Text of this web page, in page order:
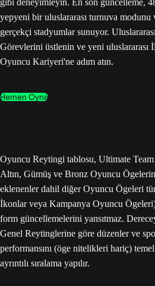
yepyeni bir uluslararası turnuva
gerçekçi stadyumlar sunuyor.
Görevlerini üstlenin ve yeni
Oyuncu Kariyeri'ne adım atın.
Hemen Oyna
Oyuncu Reytingi tablosu, Ultimate Team
Altın, Gümüş ve Bronz Oyuncu
eklenenler dahil diğer Oyuncu Ögeleri
İkonlar veya Kampanya Oyuncu
form güncellemelerini yansıtmaz.
Genel Reytinglerine göre düzenler ve
performansını (öge nitelikleri hariç)
ayrıntılı sıralama yapılır.